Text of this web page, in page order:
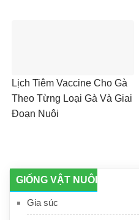
GIỐNG VẬT NUÔI
Gia súc
Lịch Tiêm Vaccine Cho Gà
Theo Từng Loại Gà Và Giai
Đoạn Nuôi